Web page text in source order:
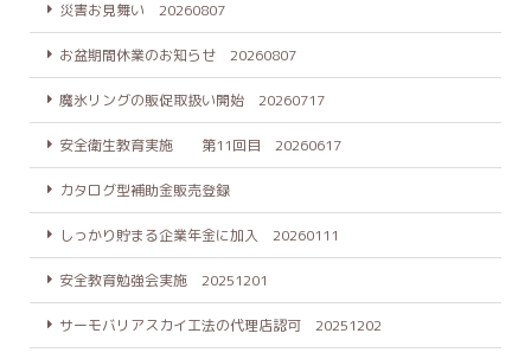
災害お見舞い 20260807
お盆期間休業のお知らせ 20260807
魔氷リングの販促取扱い開始 20260717
安全衛生教育実施 第11回目 20260617
カタログ型補助金販売登録
しっかり貯まる企業年金に加入 20260111
安全教育勉強会実施 20251201
サーモバリアスカイ工法の代理店認可 20251202